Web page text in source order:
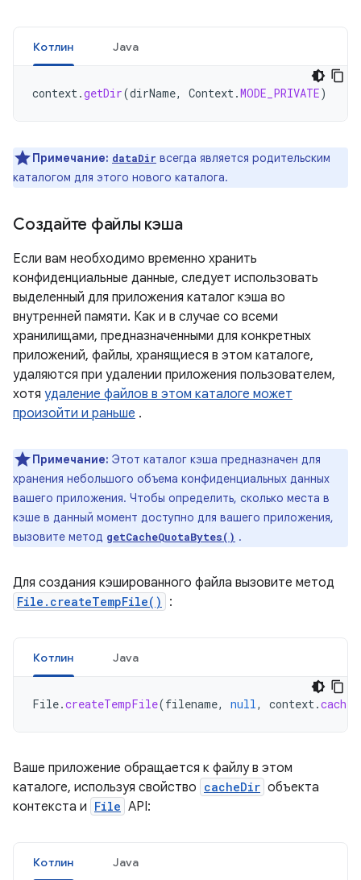
Котлин Java
context.getDir(dirName, Context.MODE_PRIVATE)
Примечание: dataDir всегда является родительским
каталогом для этого нового каталога.
Создайте файлы кэша
Если вам необходимо временно хранить
конфиденциальные данные, следует использовать
выделенный для приложения каталог кэша во
внутренней памяти. Как и в случае со всеми
хранилищами, предназначенными для конкретных
приложений, файлы, хранящиеся в этом каталоге,
удаляются при удалении приложения пользователем,
хотя удаление файлов в этом каталоге может
произойти и раньше .
Примечание: Этот каталог кэша предназначен для
хранения небольшого объема конфиденциальных данных
вашего приложения. Чтобы определить, сколько места в
кэше в данный момент доступно для вашего приложения,
вызовите метод getCacheQuotaBytes() .
Для создания кэшированного файла вызовите метод
File.createTempFile() :
Котлин Java
File.createTempFile(filename, null, context.
Ваше приложение обращается к файлу в этом
каталоге, используя свойство cacheDir объекта
контекста и File API:
Котлин Java